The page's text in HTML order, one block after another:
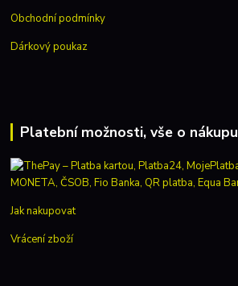
Obchodní podmínky
Dárkový poukaz
Platební možnosti, vše o nákupu
Jak nakupovat
Vrácení zboží